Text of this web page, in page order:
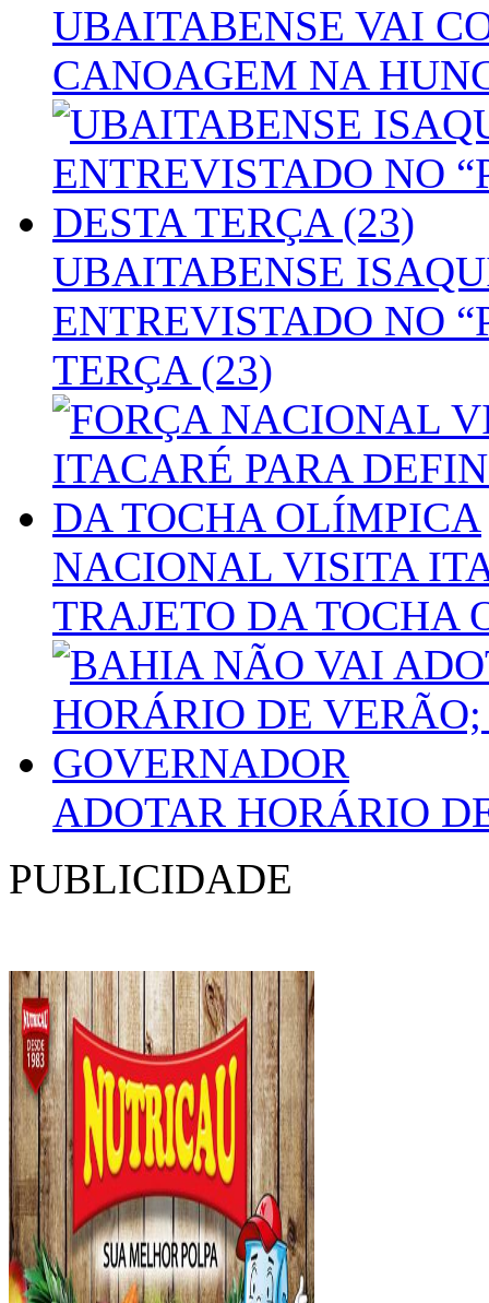
UBAITABENSE VAI
CANOAGEM NA
UBAITABENSE
ENTREVISTADO NO
TERÇA (23)
NACIONAL VISITA
TRAJETO DA TOCHA
ADOTAR HORÁRIO
PUBLICIDADE